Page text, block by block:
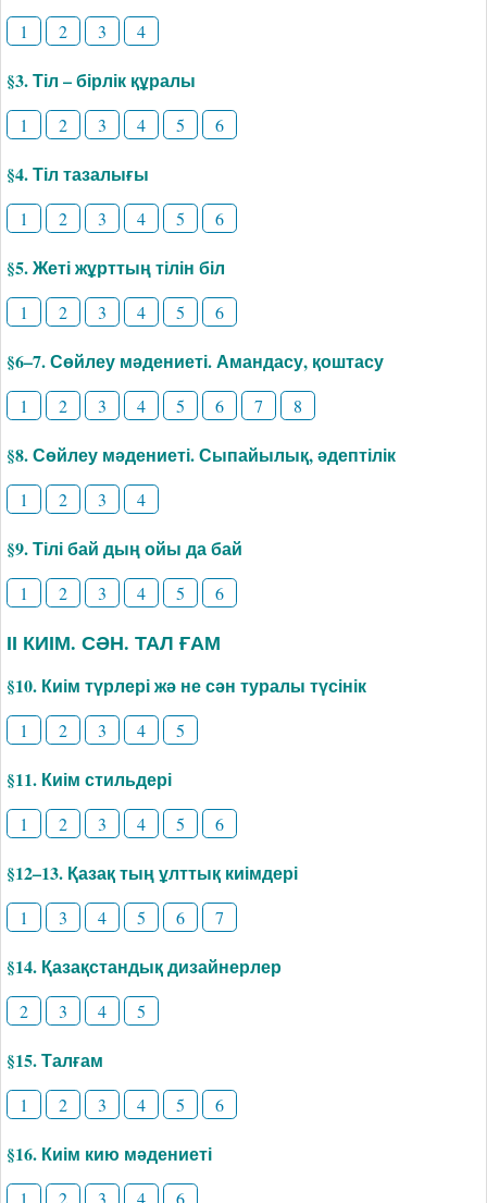
1 2 3 4
§3. Тіл – бірлік құралы
1 2 3 4 5 6
§4. Тіл тазалығы
1 2 3 4 5 6
§5. Жеті жұрттың тілін біл
1 2 3 4 5 6
§6–7. Сөйлеу мәдениеті. Амандасу, қоштасу
1 2 3 4 5 6 7 8
§8. Сөйлеу мәдениеті. Сыпайылық, әдептілік
1 2 3 4
§9. Тілі бай дың ойы да бай
1 2 3 4 5 6
ІІ КИІМ. СӘН. ТАЛ ҒАМ
§10. Киім түрлері жә не сән туралы түсінік
1 2 3 4 5
§11. Киім стильдері
1 2 3 4 5 6
§12–13. Қазақ тың ұлттық киімдері
1 3 4 5 6 7
§14. Қазақстандық дизайнерлер
2 3 4 5
§15. Талғам
1 2 3 4 5 6
§16. Киім кию мәдениеті
1 2 3 4 6